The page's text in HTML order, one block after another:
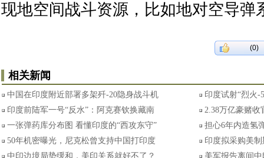
现地空间战斗资源，比如地对空导弹
(0)
相关新闻
中国在印度附近部署多架歼-20隐身战斗机
印度试射“烈火-
印度前陆军一号“反水”：阿克赛钦换藏南
2.38万亿豪赌收
一张弹药库分布图 看懂印度的“西攻东守”
担心6年内造氢
50年机密曝光，尼克松曾支持中国打印度
印度拟采购美
中印边境局势缓和，美印关系就好不了？
美军报告离间